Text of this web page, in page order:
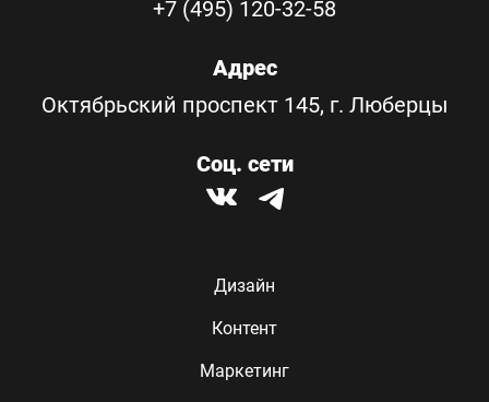
+7 (495) 120-32-58
Адрес
Октябрьский проспект 145, г. Люберцы
Соц. сети
Дизайн
Контент
Маркетинг